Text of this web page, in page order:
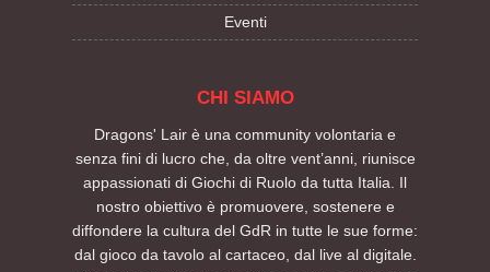
Eventi
CHI SIAMO
Dragons' Lair è una community volontaria e
senza fini di lucro che, da oltre vent’anni, riunisce
appassionati di Giochi di Ruolo da tutta Italia. Il
nostro obiettivo è promuovere, sostenere e
diffondere la cultura del GdR in tutte le sue forme:
dal gioco da tavolo al cartaceo, dal live al digitale.